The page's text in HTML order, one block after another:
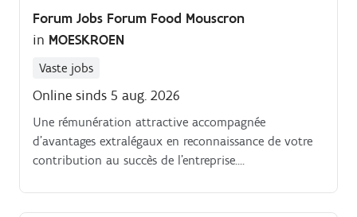
Forum Jobs Forum Food Mouscron
in MOESKROEN
Vaste jobs
Online sinds 5 aug. 2026
Une rémunération attractive accompagnée
d’avantages extralégaux en reconnaissance de votre
contribution au succès de l’entreprise.